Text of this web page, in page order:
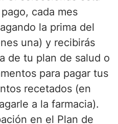
cada mes
la prima del
una) y recibirás
de tu plan de salud o
para pagar tus
recetados (en
a la farmacia).
en el Plan de